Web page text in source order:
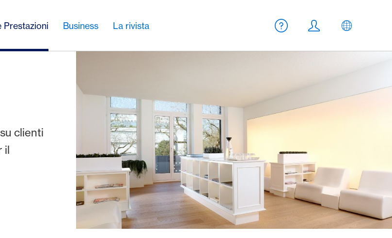
Prestazioni Business La rivista
Meta Navigation
Aiuto
Login IT
clienti
il